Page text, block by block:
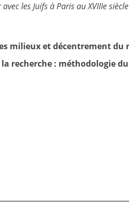
les Juifs à Paris au XVIIIe siècle
milieux et décentrement du
la recherche : méthodologie